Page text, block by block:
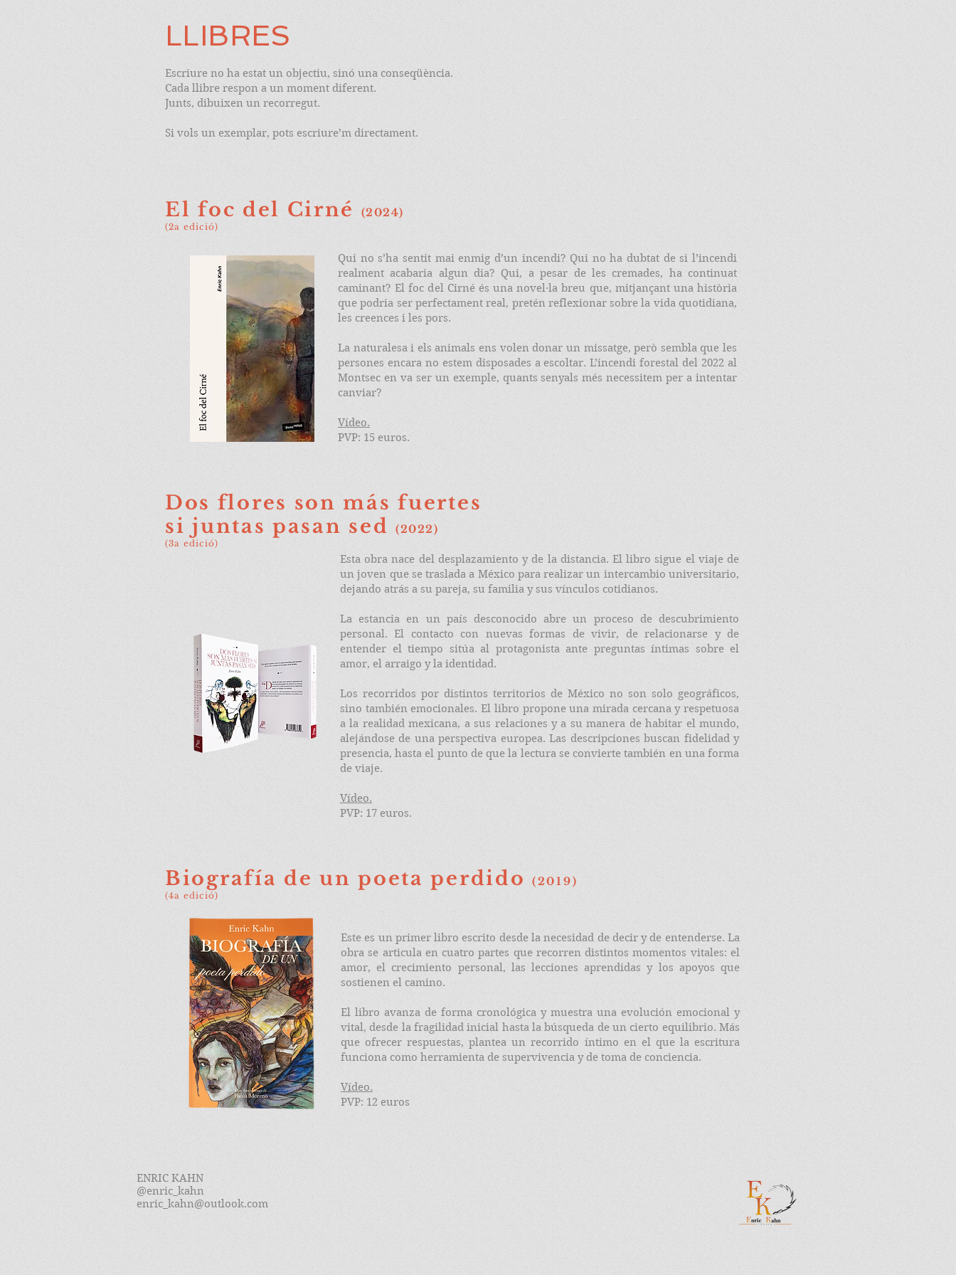
LLIBRES
Escriure no ha estat un objectiu, sinó una conseqüència.
Cada llibre respon a un moment diferent.
Junts, dibuixen un recorregut.
Si vols un exemplar, pots escriure’m directament.
El foc del Cirné (2024)
(2a edició)
Qui no s’ha sentit mai enmig d’un incendi? Qui no ha dubtat de si l’incendi
realment acabaria algun dia? Qui, a pesar de les cremades, ha continuat
caminant? El foc del Cirné és una novel·la breu que, mitjançant una història
que podria ser perfectament real, pretén reflexionar sobre la vida quotidiana,
les creences i les pors.
La naturalesa i els animals ens volen donar un missatge, però sembla que les
persones encara no estem disposades a escoltar. L’incendi forestal del 2022 al
Montsec en va ser un exemple, quants senyals més necessitem per a intentar
canviar?
Vídeo.​
PVP: 15 euros.
Dos flores son más fuertes
si juntas pasan sed(2022)
(3a edició)
Esta obra nace del desplazamiento y de la distancia. El libro sigue el viaje de
un joven que se traslada a México para realizar un intercambio universitario,
dejando atrás a su pareja, su familia y sus vínculos cotidianos.
La estancia en un país desconocido abre un proceso de descubrimiento
personal. El contacto con nuevas formas de vivir, de relacionarse y de
entender el tiempo sitúa al protagonista ante preguntas íntimas sobre el
amor, el arraigo y la identidad.
Los recorridos por distintos territorios de México no son solo geográficos,
sino también emocionales. El libro propone una mirada cercana y respetuosa
a la realidad mexicana, a sus relaciones y a su manera de habitar el mundo,
alejándose de una perspectiva europea. Las descripciones buscan fidelidad y
presencia, hasta el punto de que la lectura se convierte también en una forma
de viaje.
Vídeo.
PVP: 17 euros.
Biografía de un poeta perdido (2019)
(4a edició)
Este es un primer libro escrito desde la necesidad de decir y de entenderse. La
obra se articula en cuatro partes que recorren distintos momentos vitales: el
amor, el crecimiento personal, las lecciones aprendidas y los apoyos que
sostienen el camino.
El libro avanza de forma cronológica y muestra una evolución emocional y
vital, desde la fragilidad inicial hasta la búsqueda de un cierto equilibrio. Más
que ofrecer respuestas, plantea un recorrido íntimo en el que la escritura
funciona como herramienta de supervivencia y de toma de conciencia.
Vídeo.
PVP: 12 euros
ENRIC KAHN
@enric_kahn
enric_kahn@outlook.com